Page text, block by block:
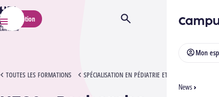
HELMo
Menu
Mon
News
Inscription Ouvrir/Fermer la recherche
TOUTES LES FORMATIONS SPÉCIALISATION EN PÉDIATRIE ET NÉONATOLOGIE
UE08 - RECHERCHE APPLIQUÉE